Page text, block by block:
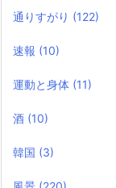
通りすがり (122)
速報 (10)
運動と身体 (11)
酒 (10)
韓国 (3)